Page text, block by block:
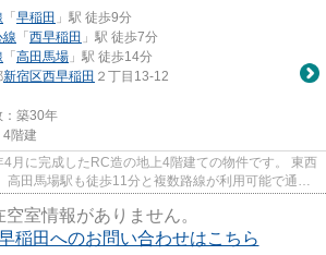
「 早稲田 」駅 徒歩9分
線 「 西早稲田 」駅 徒歩7分
「 高田馬場 」駅 徒歩14分
新宿区西早稲田 ２丁目13-12
：築30年
4階建
に完成したRC造の地上4階建ての物件です。 東西
高田馬場駅も徒歩11分と複数路線が利用可能で通
空室情報がありません。
稲田へのお問い合わせはこちら